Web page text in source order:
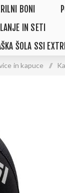
BONI
IN SETI
ŠOLA SSI
in kapuce /